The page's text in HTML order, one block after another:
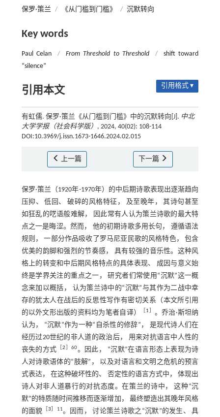
保罗·策兰 / 《从门槛到门槛》 / 沉默转向
Key words
Paul Celan / From Threshold to Threshold /
shift toward
“silence”
引用本文 引用格式 ▾
有虹儒. 保罗·策兰《从门槛到门槛》中的沉默转向[J]. 中北
大学学报（社会科学版） , 2024, 40(02): 108-114
DOI:10.3969/j.issn.1673-1646.2024.02.015
上一篇 下一篇
保罗·策兰（1920年-1970年）的中后期诗歌表现出逐渐趋向
压抑、 低回、 破碎的风格特征， 及至晚年， 其诗句甚至
如狂乱的呓语般难解， 因此常有人认为策兰诗歌的最大特
点之一是晦涩。然而， 他的初期诗歌多用长句， 遵循语法
规则， 一部分作品吸收了罗马尼亚民歌的风格特色， 包含
优美的韵脚和强烈的节奏感， 具有较强的音乐性。这种风
格上的转变和中后期风格特点的具体表现、 成因与意义始
终是学界关注的重点之一， 研究者们常使用“沉默”这一概
念来加以概括， 认为策兰诗中的“沉默”与其作为二战中幸
存的犹太人在战后的反思性写作有密切关系（本文所引用
的以外文形出版的资料均为笔者自译）
1
。乔治·斯坦纳
认为， “沉默”作为一种“自杀性的修辞”， 是现代诗人们在
经历过20世纪的非人道的政治后， 用来对抗语言中人性的
丧失的方式 ［2 ］60。因此， “沉默”在语言形态上表现为诗
人对诗歌语体的“肢解”， 以及对语言和文明之危机的预言
式表达， 在这种破坏性的、 否定性的语言方式中， 体现出
诗人对非人道暴行的对抗态度。在策兰的诗中， 这种“沉
默”的特质随时间推移而逐渐增加， 最终塑造出其晚年风格
的面貌
3 ］11。因而， 讨论策兰诗歌之“沉默”的发生、 具